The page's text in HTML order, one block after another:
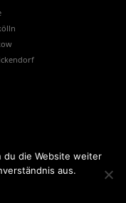
du die Website weiter
aus.